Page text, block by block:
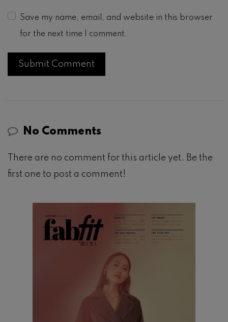
Save my name, email, and website in this browser
for the next time I comment.
No Comments
There are no comment for this article yet. Be the
first one to post a comment!